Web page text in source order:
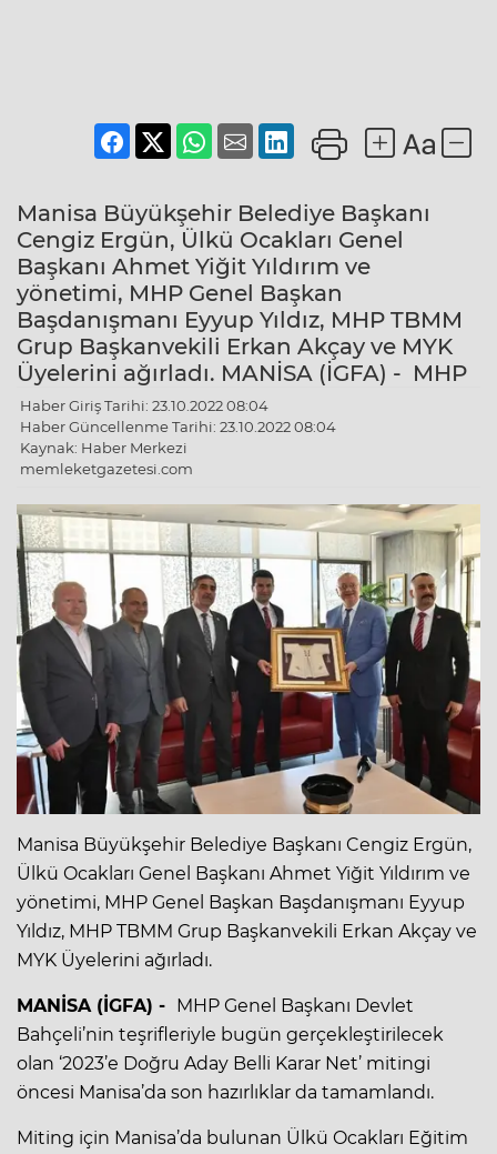
Manisa Büyükşehir Belediye Başkanı
Cengiz Ergün, Ülkü Ocakları Genel
Başkanı Ahmet Yiğit Yıldırım ve
yönetimi, MHP Genel Başkan
Başdanışmanı Eyyup Yıldız, MHP TBMM
Grup Başkanvekili Erkan Akçay ve MYK
Üyelerini ağırladı. MANİSA (İGFA) - MHP
Haber Giriş Tarihi: 23.10.2022 08:04
Haber Güncellenme Tarihi: 23.10.2022 08:04
Kaynak: Haber Merkezi
memleketgazetesi.com
Manisa Büyükşehir Belediye Başkanı Cengiz Ergün,
Ülkü Ocakları Genel Başkanı Ahmet Yiğit Yıldırım ve
yönetimi, MHP Genel Başkan Başdanışmanı Eyyup
Yıldız, MHP TBMM Grup Başkanvekili Erkan Akçay ve
MYK Üyelerini ağırladı.
MANİSA (İGFA) - MHP Genel Başkanı Devlet
Bahçeli’nin teşrifleriyle bugün gerçekleştirilecek
olan ‘2023’e Doğru Aday Belli Karar Net’ mitingi
öncesi Manisa’da son hazırlıklar da tamamlandı.
Miting için Manisa’da bulunan Ülkü Ocakları Eğitim